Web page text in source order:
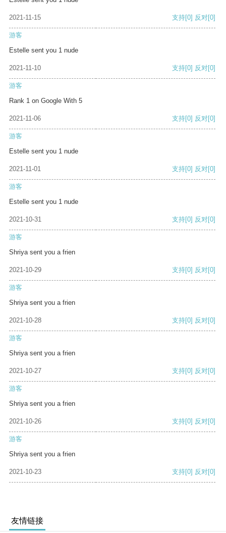
2021-11-15 支持[0] 反对[0]
游客
Estelle sent you 1 nude
2021-11-10 支持[0] 反对[0]
游客
Rank 1 on Google With 5
2021-11-06 支持[0] 反对[0]
游客
Estelle sent you 1 nude
2021-11-01 支持[0] 反对[0]
游客
Estelle sent you 1 nude
2021-10-31 支持[0] 反对[0]
游客
Shriya sent you a frien
2021-10-29 支持[0] 反对[0]
游客
Shriya sent you a frien
2021-10-28 支持[0] 反对[0]
游客
Shriya sent you a frien
2021-10-27 支持[0] 反对[0]
游客
Shriya sent you a frien
2021-10-26 支持[0] 反对[0]
游客
Shriya sent you a frien
2021-10-23 支持[0] 反对[0]
友情链接